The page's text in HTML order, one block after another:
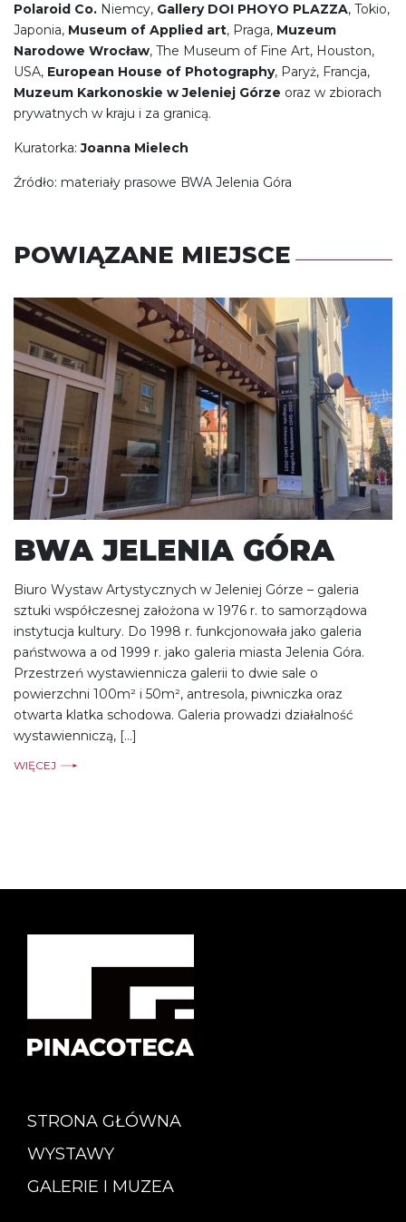
Polaroid Co. Niemcy, Gallery DOI PHOYO PLAZZA, Tokio,
Japonia, Museum of Applied art, Praga, Muzeum
Narodowe Wrocław, The Museum of Fine Art, Houston,
USA, European House of Photography, Paryż, Francja,
Muzeum Karkonoskie w Jeleniej Górze oraz w zbiorach
prywatnych w kraju i za granicą.
Kuratorka: Joanna Mielech
Źródło: materiały prasowe BWA Jelenia Góra
POWIĄZANE MIEJSCE
BWA JELENIA GÓRA
Biuro Wystaw Artystycznych w Jeleniej Górze – galeria
sztuki współczesnej założona w 1976 r. to samorządowa
instytucja kultury. Do 1998 r. funkcjonowała jako galeria
państwowa a od 1999 r. jako galeria miasta Jelenia Góra.
Przestrzeń wystawiennicza galerii to dwie sale o
powierzchni 100m² i 50m², antresola, piwniczka oraz
otwarta klatka schodowa. Galeria prowadzi działalność
wystawienniczą, […]
WIĘCEJ
STRONA GŁÓWNA
WYSTAWY
GALERIE I MUZEA